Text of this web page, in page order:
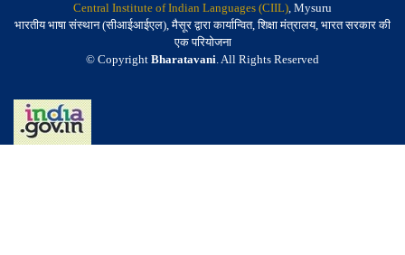
Central Institute of Indian Languages (CIIL), Mysuru
भारतीय भाषा संस्थान (सीआईआईएल), मैसूर द्वारा कार्यान्वित, शिक्षा मंत्रालय, भारत सरकार की
एक परियोजना
© Copyright Bharatavani. All Rights Reserved